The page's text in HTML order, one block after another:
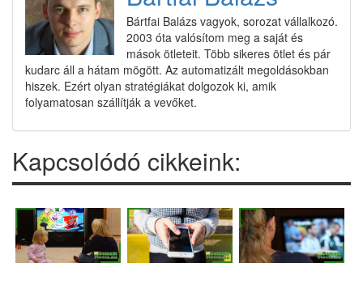
Bártfai Balázs vagyok, sorozat vállalkozó.
2003 óta valósítom meg a saját és
mások ötleteit. Több sikeres ötlet és pár
kudarc áll a hátam mögött. Az automatizált megoldásokban
hiszek. Ezért olyan stratégiákat dolgozok ki, amik
folyamatosan szállítják a vevőket.
Kapcsolódó cikkeink: